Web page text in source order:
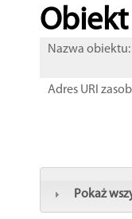
Nazwa obiektu:
Adres URI
Pokaż